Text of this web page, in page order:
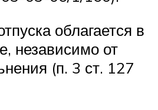
облагается в
независимо от
(п. 3 ст. 127